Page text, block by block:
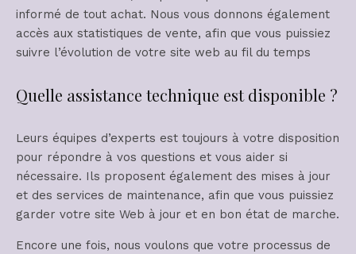
informé de tout achat. Nous vous donnons également
accès aux statistiques de vente, afin que vous puissiez
suivre l’évolution de votre site web au fil du temps
Quelle assistance technique est disponible ?
Leurs équipes d’experts est toujours à votre disposition
pour répondre à vos questions et vous aider si
nécessaire. Ils proposent également des mises à jour
et des services de maintenance, afin que vous puissiez
garder votre site Web à jour et en bon état de marche.
Encore une fois, nous voulons que votre processus de